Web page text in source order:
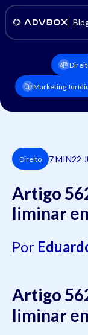
Marketing
Direito 7 MIN22
Artigo
liminar
Por
Artigo
liminar